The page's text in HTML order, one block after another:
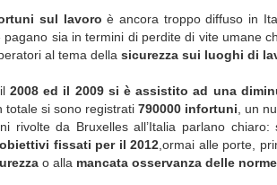
sul lavoro è ancora troppo diffuso in
pagano sia in termini di perdite di vite umane
al tema della sicurezza sui luoghi di
2008 ed il 2009 si è assistito ad una
totale si sono registrati 790000 infortuni , un
rivolte da Bruxelles all’Italia parlano
obiettivi fissati per il 2012 ,ormai alle porte,
o alla mancata osservanza delle